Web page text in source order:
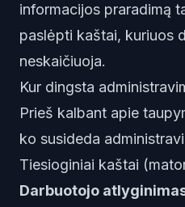
informacijos praradimą
paslėpti kaštai, kuriuos
neskaičiuoja.
Kur dingsta
Prieš kalbant apie
ko susideda
Tiesioginiai kaštai
Darbuotojo